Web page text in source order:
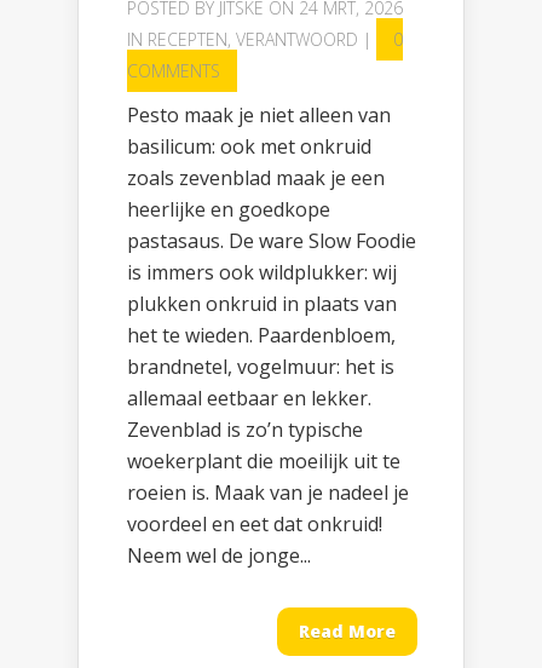
POSTED BY JITSKE ON 24 MRT, 2026
IN RECEPTEN, VERANTWOORD |
0
COMMENTS
Pesto maak je niet alleen van
basilicum: ook met onkruid
zoals zevenblad maak je een
heerlijke en goedkope
pastasaus. De ware Slow Foodie
is immers ook wildplukker: wij
plukken onkruid in plaats van
het te wieden. Paardenbloem,
brandnetel, vogelmuur: het is
allemaal eetbaar en lekker.
Zevenblad is zo’n typische
woekerplant die moeilijk uit te
roeien is. Maak van je nadeel je
voordeel en eet dat onkruid!
Neem wel de jonge...
Read More